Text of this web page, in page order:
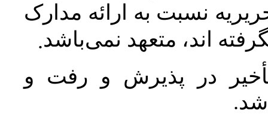
نسبت به ارائه مدارک
اند، متعهد نمی‌باشد.
در پذیرش و رفت و
شد.